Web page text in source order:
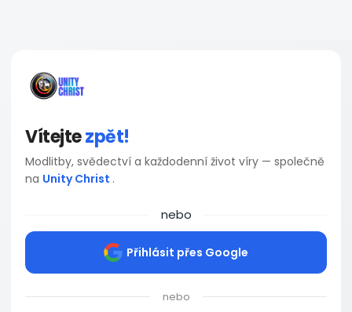
Vítejtezpět!
Modlitby, svědectví a každodenní život víry — společně
na Unity Christ .
nebo
Přihlásit přes Google
nebo